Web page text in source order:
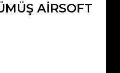
AIRSOFT